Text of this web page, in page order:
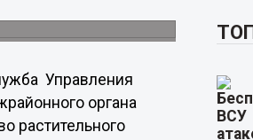
Управления
органа
растительного